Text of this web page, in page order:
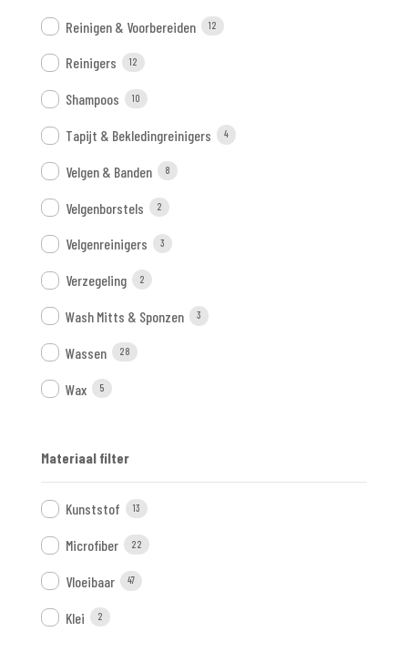
Reinigen & Voorbereiden 12
Reinigers 12
Shampoos 10
Tapijt & Bekledingreinigers 4
Velgen & Banden 8
Velgenborstels 2
Velgenreinigers 3
Verzegeling 2
Wash Mitts & Sponzen 3
Wassen 28
Wax 5
Materiaal filter
Kunststof 13
Microfiber 22
Vloeibaar 47
Klei 2